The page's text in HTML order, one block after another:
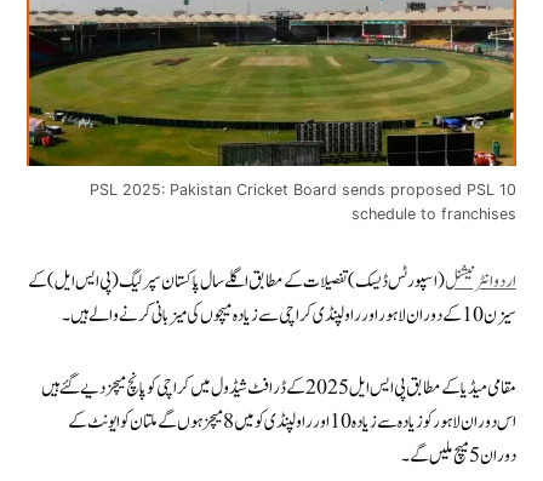
PSL 2025: Pakistan Cricket Board sends proposed PSL 10
schedule to franchises
اردو انٹرنیشنل(اسپورٹس ڈیسک) تفصیلات کے مطابق اگلے سال پاکستان سپر لیگ (پی ایس ایل) کے
سیزن 10 کے دوران لاہور اور راولپنڈی کراچی سے زیادہ میچوں کی میزبانی کرنے والے ہیں۔
مقامی میڈیا کے مطابق پی ایس ایل 2025 کے ڈرافٹ شیڈول میں کراچی کو پانچ میچز دیے گئے ہیں
اس دوران لاہور کو زیادہ سے زیادہ 10 اور راولپنڈی کو میں8 میچز ہوں گے ملتان کو ایونٹ کے
دوران5 میچ ملیں گے۔